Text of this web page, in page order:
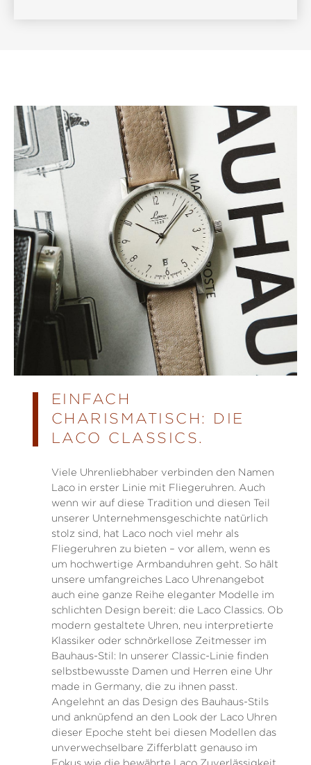
EINFACH
CHARISMATISCH: DIE
LACO CLASSICS.
Viele Uhrenliebhaber verbinden den Namen
Laco in erster Linie mit Fliegeruhren. Auch
wenn wir auf diese Tradition und diesen Teil
unserer Unternehmensgeschichte natürlich
stolz sind, hat Laco noch viel mehr als
Fliegeruhren zu bieten – vor allem, wenn es
um hochwertige Armbanduhren geht. So hält
unsere umfangreiches Laco Uhrenangebot
auch eine ganze Reihe eleganter Modelle im
schlichten Design bereit: die Laco Classics. Ob
modern gestaltete Uhren, neu interpretierte
Klassiker oder schnörkellose Zeitmesser im
Bauhaus-Stil: In unserer Classic-Linie finden
selbstbewusste Damen und Herren eine Uhr
made in Germany, die zu ihnen passt.
Angelehnt an das Design des Bauhaus-Stils
und anknüpfend an den Look der Laco Uhren
dieser Epoche steht bei diesen Modellen das
unverwechselbare Zifferblatt genauso im